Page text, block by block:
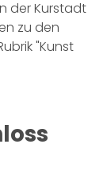
der Kurstadt
zu den
"Kunst